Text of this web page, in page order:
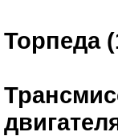
Торпеда